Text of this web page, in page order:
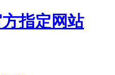
指定网站